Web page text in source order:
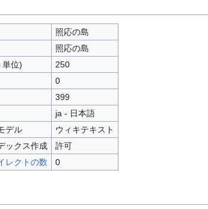
照応の島
照応の島
単位)
250
0
399
ja - 日本語
デル
ウィキテキスト
ックス作成
許可
レクトの数
0